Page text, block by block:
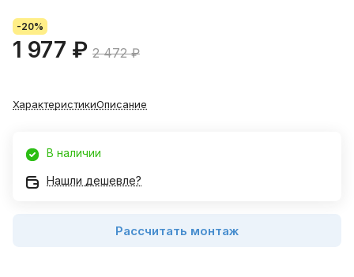
-20%
1 977 ₽ 2 472 ₽
ХарактеристикиОписание
В наличии
Нашли дешевле?
Рассчитать монтаж